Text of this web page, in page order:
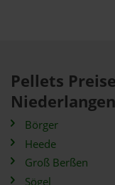
Pellets
Niederlangen
Börger
Heede
Groß Berßen
Sögel